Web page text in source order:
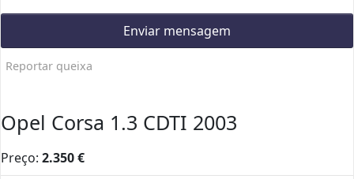
Enviar mensagem
Reportar queixa
Opel Corsa 1.3 CDTI 2003
Preço: 2.350€